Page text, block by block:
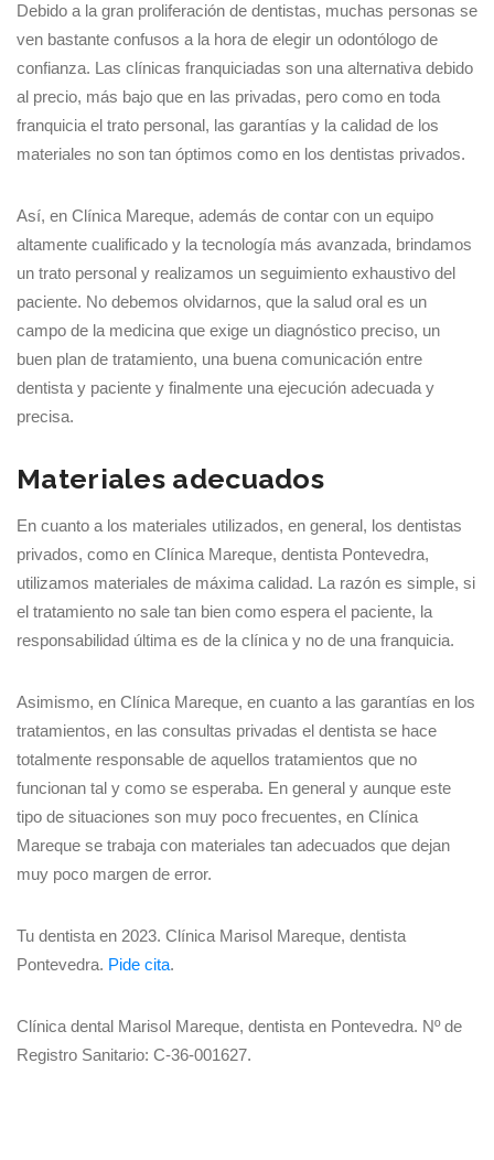
Debido a la gran proliferación de dentistas, muchas personas se
ven bastante confusos a la hora de elegir un odontólogo de
confianza. Las clínicas franquiciadas son una alternativa debido
al precio, más bajo que en las privadas, pero como en toda
franquicia el trato personal, las garantías y la calidad de los
materiales no son tan óptimos como en los dentistas privados.
Así, en Clínica Mareque, además de contar con un equipo
altamente cualificado y la tecnología más avanzada, brindamos
un trato personal y realizamos un seguimiento exhaustivo del
paciente. No debemos olvidarnos, que la salud oral es un
campo de la medicina que exige un diagnóstico preciso, un
buen plan de tratamiento, una buena comunicación entre
dentista y paciente y finalmente una ejecución adecuada y
precisa.
Materiales adecuados
En cuanto a los materiales utilizados, en general, los dentistas
privados, como en Clínica Mareque, dentista Pontevedra,
utilizamos materiales de máxima calidad. La razón es simple, si
el tratamiento no sale tan bien como espera el paciente, la
responsabilidad última es de la clínica y no de una franquicia.
Asimismo, en Clínica Mareque, en cuanto a las garantías en los
tratamientos, en las consultas privadas el dentista se hace
totalmente responsable de aquellos tratamientos que no
funcionan tal y como se esperaba. En general y aunque este
tipo de situaciones son muy poco frecuentes, en Clínica
Mareque se trabaja con materiales tan adecuados que dejan
muy poco margen de error.
Tu dentista en 2023. Clínica Marisol Mareque, dentista
Pontevedra. Pide cita.
Clínica dental Marisol Mareque, dentista en Pontevedra. Nº de
Registro Sanitario: C-36-001627.